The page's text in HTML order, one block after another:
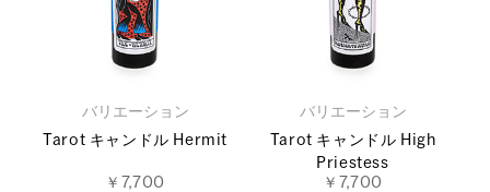
バリエーション
Tarot キャンドル Hermit
￥7,700
バリエーション
Tarot キャンドル High
Priestess
￥7,700